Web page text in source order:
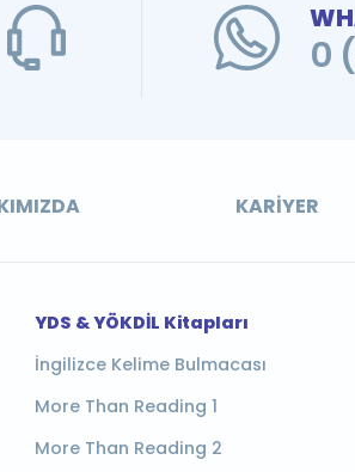
0
KARIYER
YDS & YÖKDİL Kitapları
İngilizce Kelime Bulmacası
More Than Reading 1
More Than Reading 2